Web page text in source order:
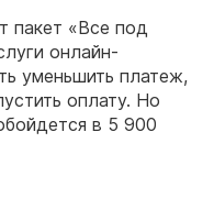
пакет «Все под
онлайн-
уменьшить платеж,
оплату. Но
в 5 900